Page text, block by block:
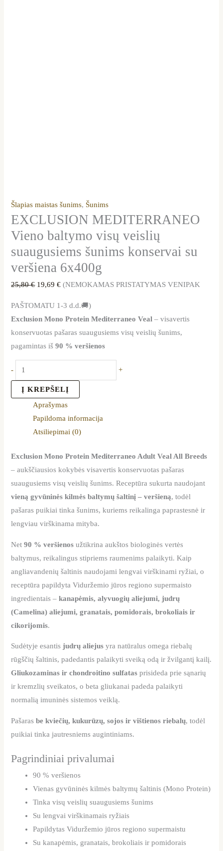
Šlapias maistas šunims, Šunims
EXCLUSION MEDITERRANEO
Vieno baltymo visų veislių
suaugusiems šunims konservai su
veršiena 6x400g
25,80€ 19,69€ (NEMOKAMAS PRISTATYMAS VENIPAK
PAŠTOMATU 1-3 d.d.🚚)
Exclusion Mono Protein Mediterraneo Veal – visavertis
konservuotas pašaras suaugusiems visų veislių šunims,
pagamintas iš90 % veršienos
- +
Į KREPŠELĮ
Aprašymas
Papildoma informacija
Atsiliepimai (0)
Exclusion Mono Protein Mediterraneo Adult Veal All Breeds
– aukščiausios kokybės visavertis konservuotas pašaras
suaugusiems visų veislių šunims. Receptūra sukurta naudojant
vieną gyvūninės kilmės baltymų šaltinį – veršieną, todėl
pašaras puikiai tinka šunims, kuriems reikalinga paprastesnė ir
lengviau virškinama mityba.
Net90 % veršienos užtikrina aukštos biologinės vertės
baltymus, reikalingus stipriems raumenims palaikyti. Kaip
angliavandenių šaltinis naudojami lengvai virškinami ryžiai, o
receptūra papildyta Viduržemio jūros regiono supermaisto
ingredientais –kanapėmis, alyvuogių aliejumi, judrų
(Camelina) aliejumi, granatais, pomidorais, brokoliais ir
cikorijomis.
Sudėtyje esantis judrų aliejus yra natūralus omega riebalų
rūgščių šaltinis, padedantis palaikyti sveiką odą ir žvilgantį kailį.
Gliukozaminas ir chondroitino sulfatas prisideda prie sąnarių
ir kremzlių sveikatos, o beta gliukanai padeda palaikyti
normalią imuninės sistemos veiklą.
Pašarasbe kviečių, kukurūzų, sojos ir vištienos riebalų, todėl
puikiai tinka jautresniems augintiniams.
Pagrindiniai privalumai
90 % veršienos
Vienas gyvūninės kilmės baltymų šaltinis (Mono Protein)
Tinka visų veislių suaugusiems šunims
Su lengvai virškinamais ryžiais
Papildytas Viduržemio jūros regiono supermaistu
Su kanapėmis, granatais, brokoliais ir pomidorais